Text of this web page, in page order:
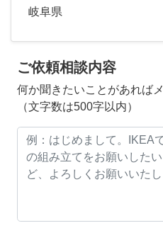
岐阜県
ご依頼相談内容
何か聞きたいことがあれば
（文字数は500字以内）